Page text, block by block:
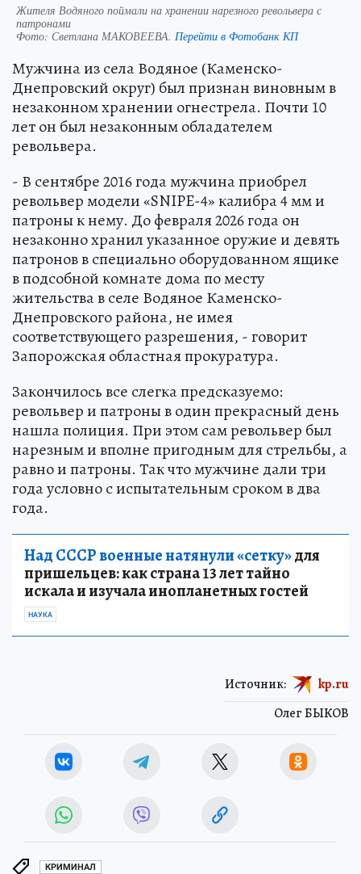
Жителя Водяного поймали на хранении нарезного револьвера с
патронами
Фото: Светлана МАКОВЕЕВА. Перейти в Фотобанк КП
Мужчина из села Водяное (Каменско-
Днепровский округ) был признан виновным в
незаконном хранении огнестрела. Почти 10
лет он был незаконным обладателем
револьвера.
- В сентябре 2016 года мужчина приобрел
револьвер модели «SNIPE-4» калибра 4 мм и
патроны к нему. До февраля 2026 года он
незаконно хранил указанное оружие и девять
патронов в специально оборудованном ящике
в подсобной комнате дома по месту
жительства в селе Водяное Каменско-
Днепровского района, не имея
соответствующего разрешения, - говорит
Запорожская областная прокуратура.
Закончилось все слегка предсказуемо:
револьвер и патроны в один прекрасный день
нашла полиция. При этом сам револьвер был
нарезным и вполне пригодным для стрельбы, а
равно и патроны. Так что мужчине дали три
года условно с испытательным сроком в два
года.
Над СССР военные натянули «сетку»для
пришельцев: как страна 13 лет тайно
искала и изучала инопланетных гостей
НАУКА
Олег БЫКОВ
Источник: kp.ru
КРИМИНАЛ